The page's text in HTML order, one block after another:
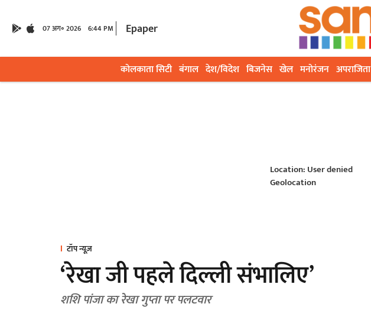
07 अग॰ 2026 6:44 PM Epaper
कोलकाता सिटी बंगाल देश/विदेश बिजनेस खेल मनोरंजन अपराजिता
Location: User denied
Geolocation
टॉप न्यूज़
‘रेखा जी पहले दिल्ली संभालिए’
शशि पांजा का रेखा गुप्ता पर पलटवार